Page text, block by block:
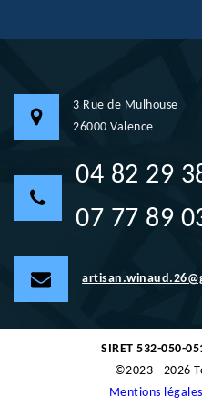
3 Rue de Mulhouse
26000 Valence
04 82 29
07 77 89
SIRET 532-050-
©2023 - 2026
Mentions légales